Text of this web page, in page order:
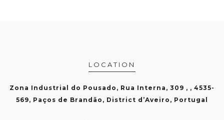
LOCATION
Zona Industrial do Pousado, Rua Interna, 309 , , 4535-
569, Paços de Brandão, District d’Aveiro, Portugal